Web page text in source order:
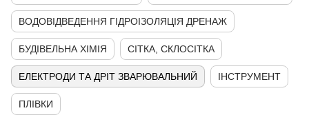
ВОДОВІДВЕДЕННЯ ГІДРОІЗОЛЯЦІЯ ДРЕНАЖ
БУДІВЕЛЬНА ХІМІЯ СІТКА, СКЛОСІТКА
ЕЛЕКТРОДИ ТА ДРІТ ЗВАРЮВАЛЬНИЙ ІНСТРУМЕНТ
ПЛІВКИ